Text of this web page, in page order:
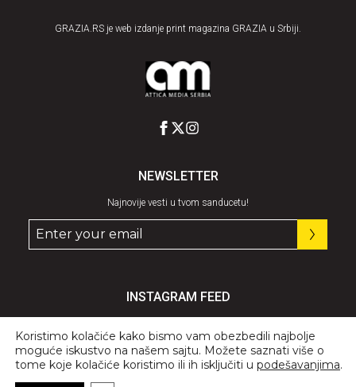
GRAZIA.RS je web izdanje print magazina GRAZIA u Srbiji.
NEWSLETTER
Najnovije vesti u tvom sanducetu!
INSTAGRAM FEED
Koristimo kolačiće kako bismo vam obezbedili najbolje
moguće iskustvo na našem sajtu. Možete saznati više o
tome koje kolačiće koristimo ili ih isključiti u podešavanjima.